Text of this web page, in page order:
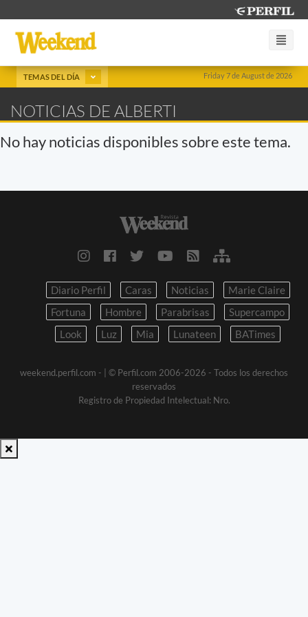
Friday 7 de August de 2026
TEMAS DEL DÍA
NOTICIAS DE ALBERTI
No hay noticias disponibles sobre este tema.
Diario Perfil Caras Noticias
Marie Claire
Fortuna
Hombre Parabrisas
Supercampo
Look
Luz Mia Lunateen BATimes
weekend.perfil.com -
| © Perfil.com 2006-2026 - Todos los derechos
reservados
Registro de Propiedad Intelectual: Nro.